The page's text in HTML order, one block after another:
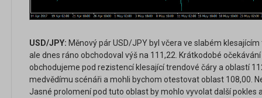
USD/JPY: Měnový pár USD/JPY byl včera ve slabém
ale dnes ráno obchodoval výš na 111,22. Krátkodobé
obchodujeme pod rezistencí klesající trendové čáry a oblastí
medvědímu scénáři a mohli bychom otestovat oblast 108,00.
Jasné prolomení pod tuto oblast by mohlo vyvolat další pokles